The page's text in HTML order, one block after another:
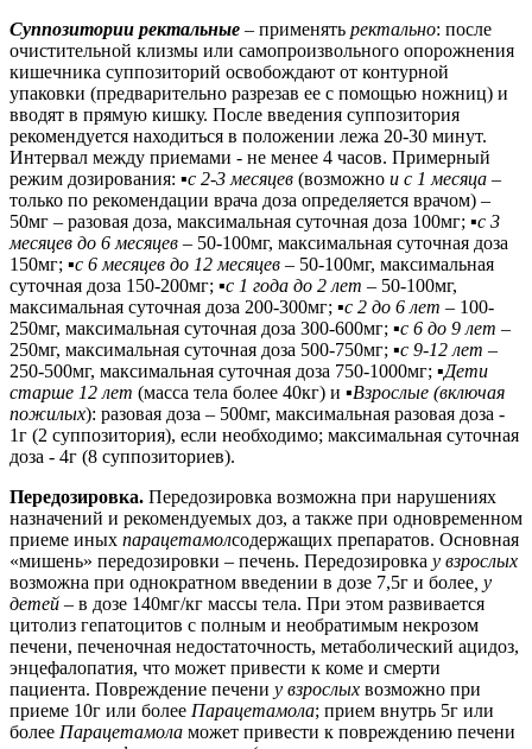
Суппозитории ректальные – применять ректально: после
очистительной клизмы или самопроизвольного опорожнения
кишечника суппозиторий освобождают от контурной
упаковки (предварительно разрезав ее с помощью ножниц) и
вводят в прямую кишку. После введения суппозитория
рекомендуется находиться в положении лежа 20-30 минут.
Интервал между приемами - не менее 4 часов. Примерный
режим дозирования: ▪с 2-3 месяцев (возможно и с 1 месяца –
только по рекомендации врача доза определяется врачом) –
50мг – разовая доза, максимальная суточная доза 100мг; ▪с 3
месяцев до 6 месяцев – 50-100мг, максимальная суточная доза
150мг; ▪с 6 месяцев до 12 месяцев – 50-100мг, максимальная
суточная доза 150-200мг; ▪с 1 года до 2 лет – 50-100мг,
максимальная суточная доза 200-300мг; ▪с 2 до 6 лет – 100-
250мг, максимальная суточная доза 300-600мг; ▪с 6 до 9 лет –
250мг, максимальная суточная доза 500-750мг; ▪с 9-12 лет –
250-500мг, максимальная суточная доза 750-1000мг; ▪Дети
старше 12 лет (масса тела более 40кг) и ▪Взрослые (включая
пожилых): разовая доза – 500мг, максимальная разовая доза -
1г (2 суппозитория), если необходимо; максимальная суточная
доза - 4г (8 суппозиториев).
Передозировка. Передозировка возможна при нарушениях
назначений и рекомендуемых доз, а также при одновременном
приеме иных парацетамолсодержащих препаратов. Основная
«мишень» передозировки – печень. Передозировка у взрослых
возможна при однократном введении в дозе 7,5г и более , у
детей – в дозе 140мг/кг массы тела. При этом развивается
цитолиз гепатоцитов с полным и необратимым некрозом
печени, печеночная недостаточность, метаболический ацидоз,
энцефалопатия, что может привести к коме и смерти
пациента. Повреждение печени у взрослых возможно при
приеме 10г или более Парацетамола; прием внутрь 5г или
более Парацетамола может привести к повреждению печени